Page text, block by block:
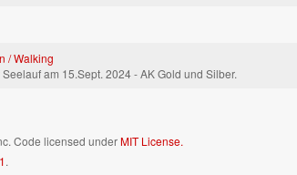
/ Walking
am 15.Sept. 2024 - AK Gold und Silber.
Code licensed underMIT License.
.